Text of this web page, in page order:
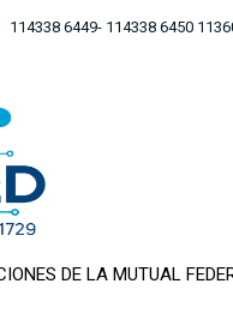
114338 6449- 114338 6450
DE LA MUTUAL